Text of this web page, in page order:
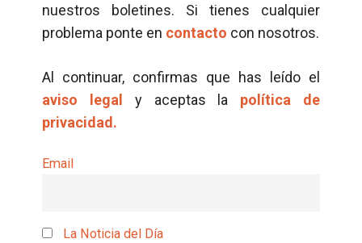
nuestros boletines. Si tienes cualquier
problema ponte en contacto con nosotros.
Al continuar, confirmas que has leído el
aviso legal
y aceptas la política de
privacidad.
Email
La Noticia del Día